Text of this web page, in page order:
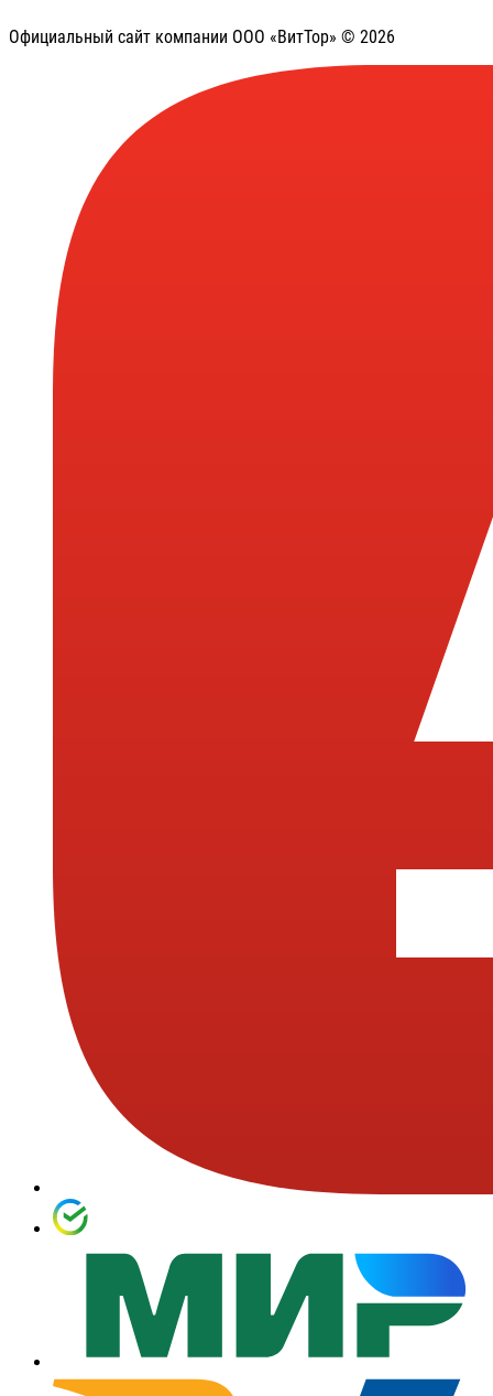
Официальный сайт компании ООО «ВитТор» © 2026